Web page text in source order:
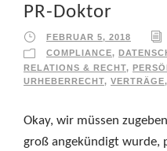
PR-Doktor
FEBRUAR 5, 2018
COMPLIANCE,
RELATIONS & RECHT,
URHEBERRECHT, VERTRÄGE,
Okay, wir müssen
groß angekündigt wurde,